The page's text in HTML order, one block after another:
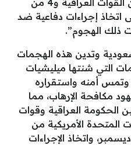
اتخاذ إجراءات دفاعية ضد
ذلك الهجوم”.
وتدين هذه الهجمات
التي شنتها ميليشيات
وتمس أمنه واستقراره
مكافحة الإرهاب، مما
الحكومة العراقية وقوات
المتحدة الأمريكية من
خلال التحقيق في حادثة 27 ديسمبر، واتخاذ الإجراءات